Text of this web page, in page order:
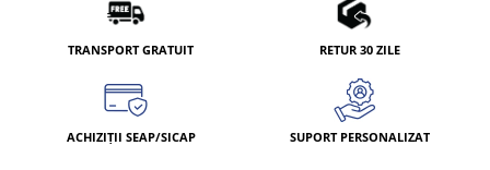
TRANSPORT GRATUIT RETUR 30 ZILE
ACHIZIȚII SEAP/SICAP SUPORT PERSONALIZAT